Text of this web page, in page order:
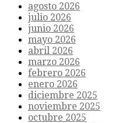
agosto 2026
julio 2026
junio 2026
mayo 2026
abril 2026
marzo 2026
febrero 2026
enero 2026
diciembre 2025
noviembre 2025
octubre 2025